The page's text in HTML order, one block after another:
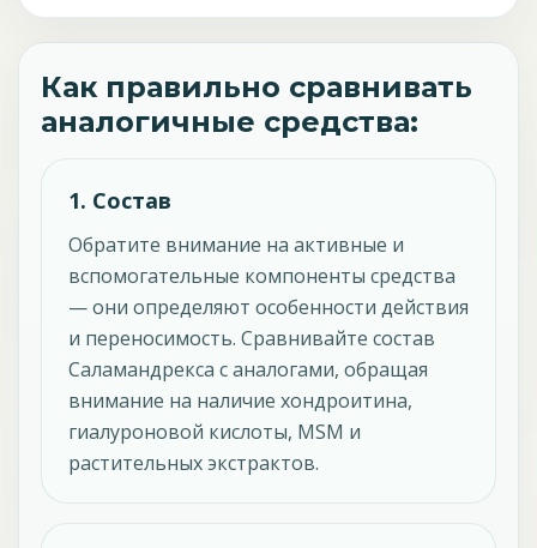
Как правильно сравнивать
аналогичные средства:
1. Состав
Обратите внимание на активные и
вспомогательные компоненты средства
— они определяют особенности действия
и переносимость. Сравнивайте состав
Саламандрекса с аналогами, обращая
внимание на наличие хондроитина,
гиалуроновой кислоты, MSM и
растительных экстрактов.